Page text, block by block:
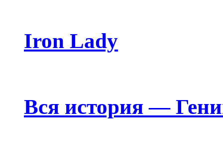
Iron Lady
Вся история —